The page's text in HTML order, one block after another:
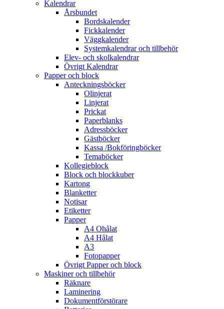
Kalendrar
Årsbundet
Bordskalender
Fickkalender
Väggkalender
Systemkalendrar och tillbehör
Elev- och skolkalendrar
Övrigt Kalendrar
Papper och block
Anteckningsböcker
Olinjerat
Linjerat
Prickat
Paperblanks
Adressböcker
Gästböcker
Kassa /Bokföringböcker
Temaböcker
Kollegieblock
Block och blockkuber
Kartong
Blanketter
Notisar
Etiketter
Papper
A4 Ohålat
A4 Hålat
A3
Fotopapper
Övrigt Papper och block
Maskiner och tillbehör
Räknare
Laminering
Dokumentförstörare